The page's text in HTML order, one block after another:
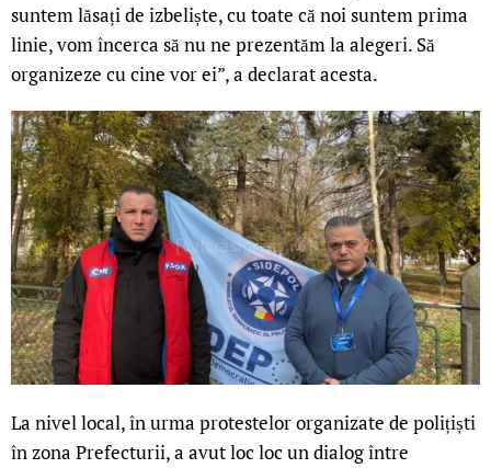
suntem lăsați de izbeliște, cu toate că noi suntem prima
linie, vom încerca să nu ne prezentăm la alegeri. Să
organizeze cu cine vor ei”, a declarat acesta.
La nivel local, în urma protestelor organizate de polițiști
în zona Prefecturii, a avut loc loc un dialog între